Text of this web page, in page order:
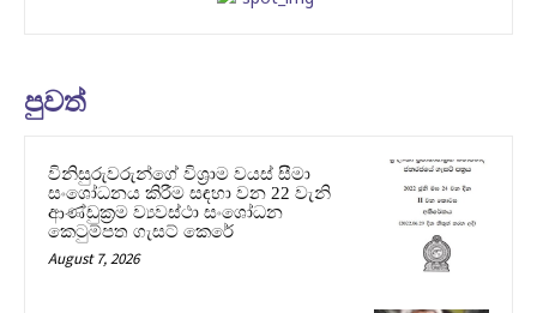
පුවත්
විනිසුරුවරුන්ගේ විශ්‍රාම වයස් සීමා
සංශෝධනය කිරීම සඳහා වන 22 වැනි
ආණ්ඩුක්‍රම ව්‍යවස්ථා සංශෝධන
කෙටුම්පත ගැසට් කෙරේ
August 7, 2026